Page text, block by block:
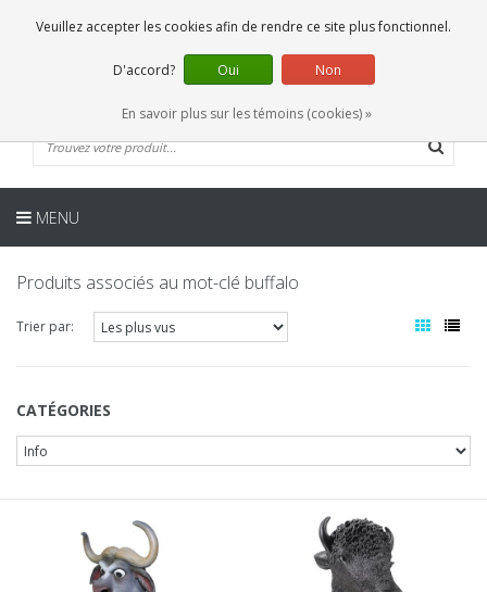
0 Articles
FR
MENU
Produits associés au mot-clé buffalo
Trier par:
CATÉGORIES
Veuillez accepter les cookies afin de rendre ce site plus fonctionnel.
D'accord? Oui Non
En savoir plus sur les témoins (cookies) »